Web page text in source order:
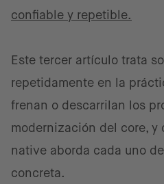
confiable y repetible.
Este tercer artículo trata
repetidamente en la
frenan o descarrilan los
modernización del core, y
native aborda cada uno
concreta.